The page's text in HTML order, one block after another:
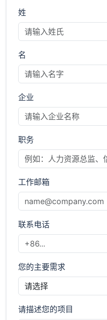
姓
名
企业
职务
工作邮箱
联系电话
您的主要需求
请描述您的项目